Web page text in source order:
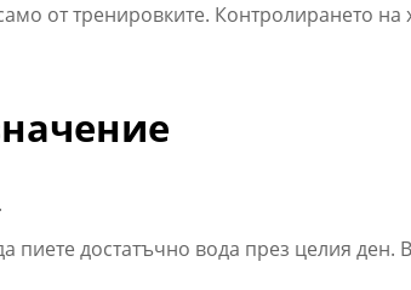
от тренировките. Контролирането
пиете достатъчно вода през целия